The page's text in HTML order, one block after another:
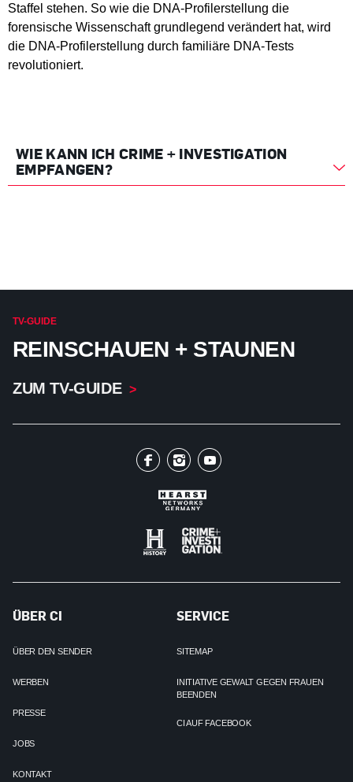
Staffel stehen. So wie die DNA-Profilerstellung die
forensische Wissenschaft grundlegend verändert hat, wird
die DNA-Profilerstellung durch familiäre DNA-Tests
revolutioniert.
WIE KANN ICH CRIME + INVESTIGATION
EMPFANGEN?
TV-GUIDE
REINSCHAUEN + STAUNEN
ZUM TV-GUIDE
ÜBER CI
ÜBER DEN SENDER
WERBEN
PRESSE
JOBS
KONTAKT
SERVICE
SITEMAP
INITIATIVE GEWALT GEGEN FRAUEN
BEENDEN
CI AUF FACEBOOK